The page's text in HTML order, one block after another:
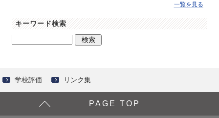
一覧を見る
キーワード検索
学校評価 リンク集
PAGE TOP